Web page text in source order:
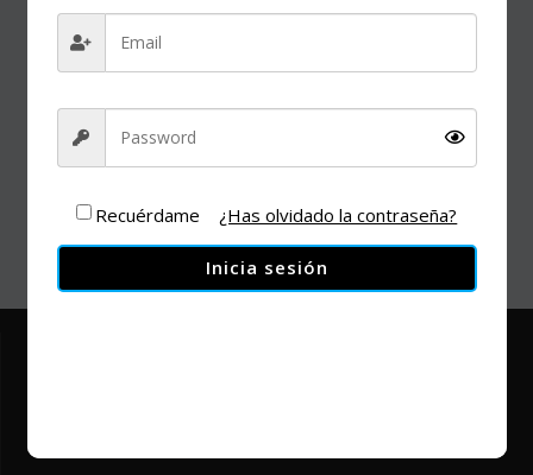
Recuérdame ¿Has olvidado la contraseña?
Inicia sesión